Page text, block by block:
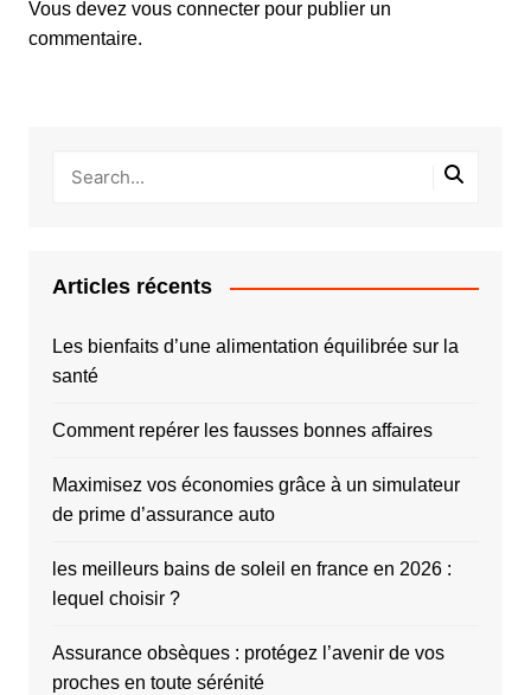
Vous devez vous connecterpour publier un
commentaire.
Articles récents
Les bienfaits d’une alimentation équilibrée sur la
santé
Comment repérer les fausses bonnes affaires
Maximisez vos économies grâce à un simulateur
de prime d’assurance auto
les meilleurs bains de soleil en france en 2026 :
lequel choisir ?
Assurance obsèques : protégez l’avenir de vos
proches en toute sérénité